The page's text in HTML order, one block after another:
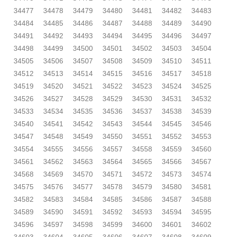
34477
34478 34479 34480 34481 34482
34483
34484
34485 34486 34487 34488 34489
34490
34491
34492 34493 34494 34495 34496
34497
34498
34499 34500 34501 34502 34503
34504
34505
34506 34507 34508 34509 34510
34511
34512
34513 34514 34515 34516 34517
34518
34519
34520 34521 34522 34523 34524
34525
34526
34527 34528 34529 34530 34531
34532
34533
34534 34535 34536 34537 34538
34539
34540
34541 34542 34543 34544 34545
34546
34547
34548 34549 34550 34551 34552
34553
34554
34555 34556 34557 34558 34559
34560
34561
34562 34563 34564 34565 34566
34567
34568
34569 34570 34571 34572 34573
34574
34575
34576 34577 34578 34579 34580
34581
34582
34583 34584 34585 34586 34587
34588
34589
34590 34591 34592 34593 34594
34595
34596
34597 34598 34599 34600 34601
34602